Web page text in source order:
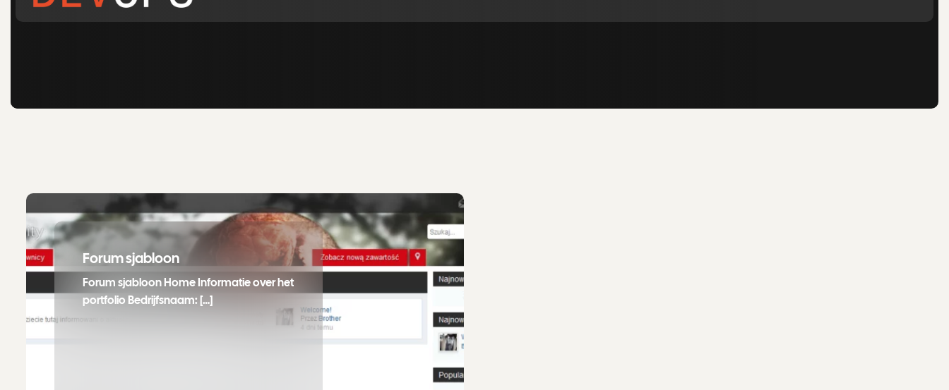
Forum sjabloon
Forum sjabloon Home Informatie over het
portfolio Bedrijfsnaam: […]